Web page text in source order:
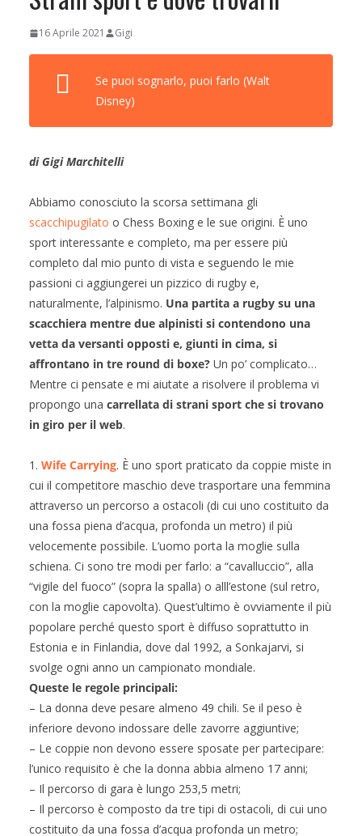
16 Aprile 2021 Gigi
Se puoi sognarlo, puoi farlo (Walt
Disney)
di Gigi Marchitelli
Abbiamo conosciuto la scorsa settimana gli
scacchipugilato o Chess Boxing e le sue origini. È uno
sport interessante e completo, ma per essere più
completo dal mio punto di vista e seguendo le mie
passioni ci aggiungerei un pizzico di rugby e,
naturalmente, l’alpinismo. Una partita a rugby su una
scacchiera mentre due alpinisti si contendono una
vetta da versanti opposti e, giunti in cima, si
affrontano in tre round di boxe? Un po’ complicato…
Mentre ci pensate e mi aiutate a risolvere il problema vi
propongo una carrellata di strani sport che si trovano
in giro per il web.
1. Wife Carrying. È uno sport praticato da coppie miste in
cui il competitore maschio deve trasportare una femmina
attraverso un percorso a ostacoli (di cui uno costituito da
una fossa piena d’acqua, profonda un metro) il più
velocemente possibile. L’uomo porta la moglie sulla
schiena. Ci sono tre modi per farlo: a “cavalluccio”, alla
“vigile del fuoco” (sopra la spalla) o alll’estone (sul retro,
con la moglie capovolta). Quest’ultimo è ovviamente il più
popolare perché questo sport è diffuso soprattutto in
Estonia e in Finlandia, dove dal 1992, a Sonkajarvi, si
svolge ogni anno un campionato mondiale.
Queste le regole principali:
– La donna deve pesare almeno 49 chili. Se il peso è
inferiore devono indossare delle zavorre aggiuntive;
– Le coppie non devono essere sposate per partecipare:
l’unico requisito è che la donna abbia almeno 17 anni;
– Il percorso di gara è lungo 253,5 metri;
– Il percorso è composto da tre tipi di ostacoli, di cui uno
costituito da una fossa d’acqua profonda un metro;